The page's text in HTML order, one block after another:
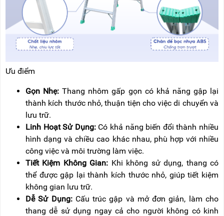
Ưu điểm
Gọn Nhẹ: Thang nhôm gấp gọn có khả năng gập lại
thành kích thước nhỏ, thuận tiện cho việc di chuyển và
lưu trữ.
Linh Hoạt Sử Dụng: Có khả năng biến đổi thành nhiều
hình dạng và chiều cao khác nhau, phù hợp với nhiều
công việc và môi trường làm việc.
Tiết Kiệm Không Gian: Khi không sử dụng, thang có
thể được gập lại thành kích thước nhỏ, giúp tiết kiệm
không gian lưu trữ.
Dễ Sử Dụng:Cấu trúc gập và mở đơn giản, làm cho
thang dễ sử dụng ngay cả cho người không có kinh